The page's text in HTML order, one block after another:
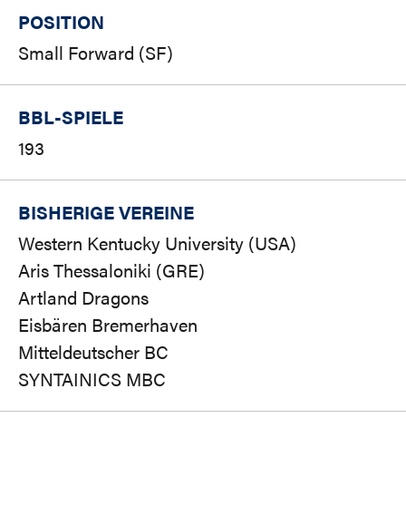
POSITION
Small Forward (SF)
BBL-SPIELE
193
BISHERIGE VEREINE
Western Kentucky University (USA)
Aris Thessaloniki (GRE)
Artland Dragons
Eisbären Bremerhaven
Mitteldeutscher BC
SYNTAINICS MBC